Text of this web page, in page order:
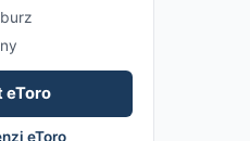
eToro
eToro